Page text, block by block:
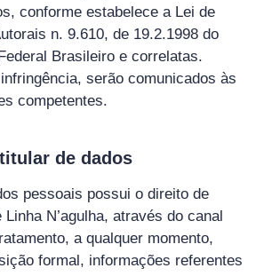
conforme estabelece a Lei de
n. 9.610, de 19.2.1998 do
Brasileiro e correlatas.
serão comunicados às
competentes.
de dados
pessoais possui o direito de
N’agulha, através do canal
a qualquer momento,
formal, informações referentes